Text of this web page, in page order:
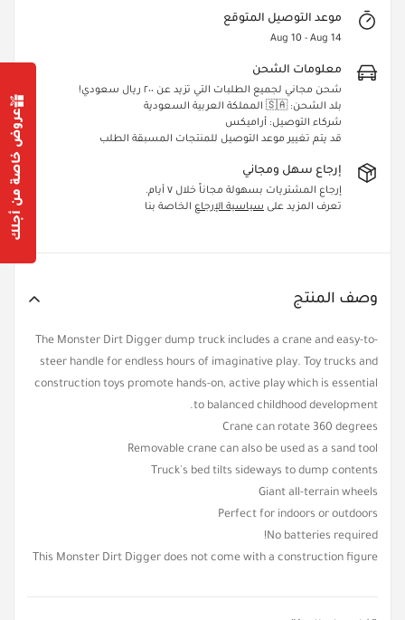
موعد التوصيل المتوقع
Aug 10 - Aug 14
معلومات الشحن
شحن مجاني لجميع الطلبات التي تزيد عن ٢٠٠ ريال سعودي!
بلد الشحن: 🇸🇦 المملكة العربية السعودية
شركاء التوصيل: أراميكس
قد يتم تغيير موعد التوصيل للمنتجات المسبقة الطلب
إرجاع سهل ومجاني
إرجاع المشتريات بسهولة مجاناً خلال ٧ أيام.
تعرف المزيد على سياسية الإرجاع الخاصة بنا
وصف المنتج
The Monster Dirt Digger dump truck includes a crane and easy-to-
steer handle for endless hours of imaginative play. Toy trucks and
construction toys promote hands-on, active play which is essential
to balanced childhood development.
Crane can rotate 360 degrees
Removable crane can also be used as a sand tool
Truck's bed tilts sideways to dump contents
Giant all-terrain wheels
Perfect for indoors or outdoors
No batteries required!
This Monster Dirt Digger does not come with a construction figure
Confirm your age
Are you 18 years old or older? عروض خاصة من أجلك